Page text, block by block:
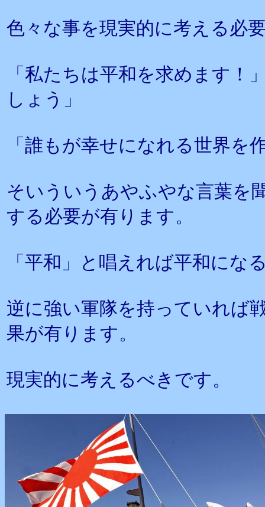
色々な事を現実的に考える必
「私たちは平和を求めます！
しょう」
「誰もが幸せになれる世界を
そいういうあやふやな言葉を
する必要が有ります。
「平和」と唱えれば平和にな
逆に強い軍隊を持っていれば
果が有ります。
現実的に考えるべきです。